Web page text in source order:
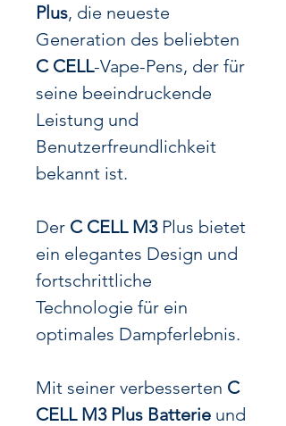
Plus, die neueste
Generation des beliebten
C CELL-Vape-Pens, der für
seine beeindruckende
Leistung und
Benutzerfreundlichkeit
bekannt ist.
Der C CELL M3Plus bietet
ein elegantes Design und
fortschrittliche
Technologie für ein
optimales Dampferlebnis.
Mit seiner verbesserten C
CELL M3 Plus Batterie und